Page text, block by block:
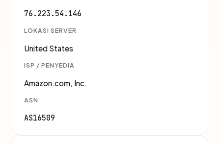
76.223.54.146
LOKASI SERVER
United States
ISP / PENYEDIA
Amazon.com, Inc.
ASN
AS16509